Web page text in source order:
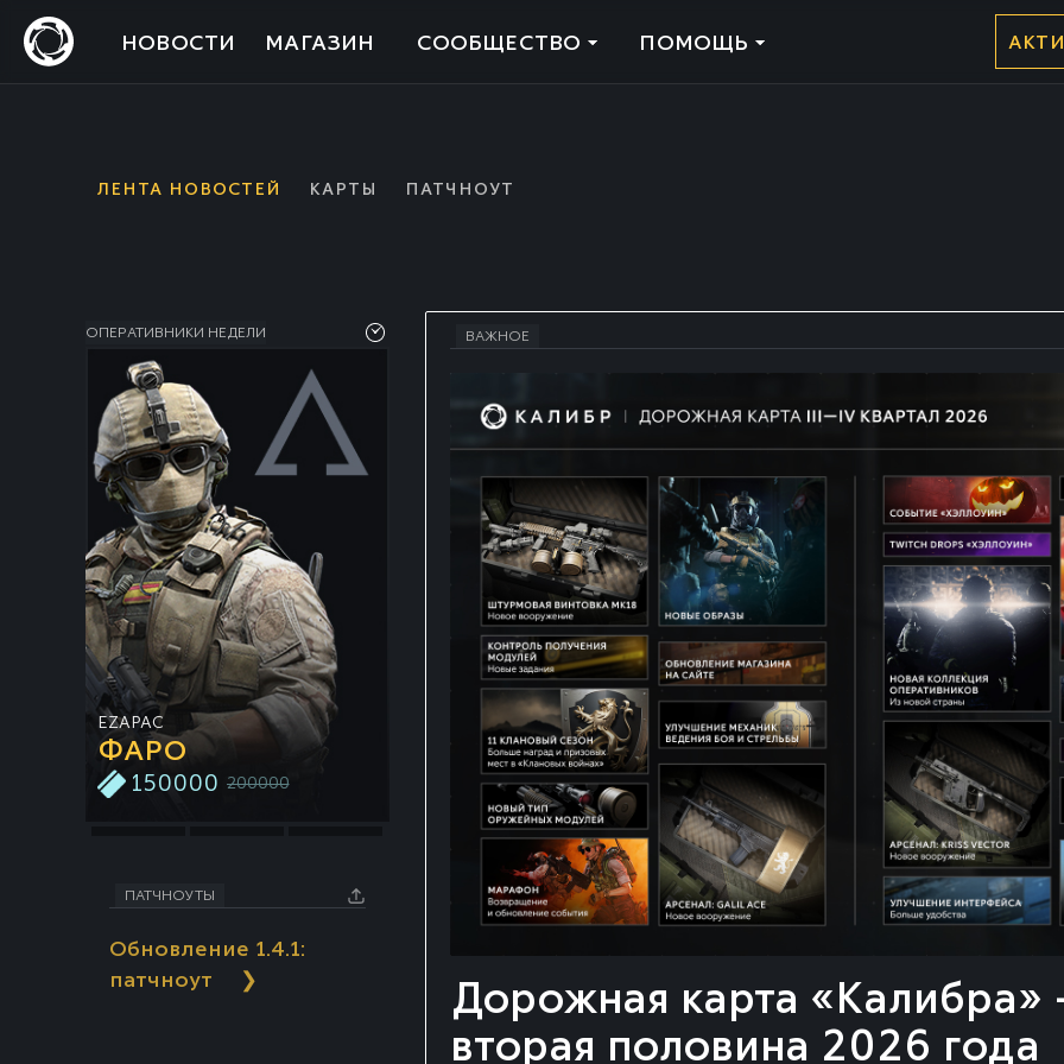
НОВОСТИ МАГАЗИН СООБЩЕСТВО ПОМОЩЬ
ЛЕНТА НОВОСТЕЙ КАРТЫ ПАТЧНОУТ
ОПЕРАТИВНИКИ НЕДЕЛИ
EZAPAC
ФАРО
150000 200000
КАВАЛЬ
150000 200000
«Арыстан»
ТИБЕТ
150000
ПАТЧНОУТЫ
Обновление 1.4.1:
патчноут
❯
ВАЖНОЕ
Дорожная карта «Калибра»
вторая половина 2026 года